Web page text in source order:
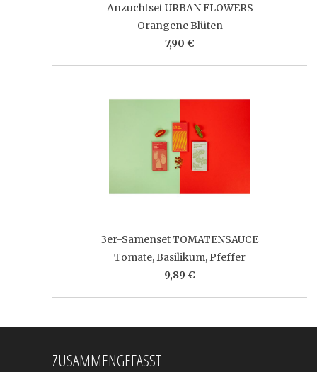
Anzuchtset URBAN FLOWERS
Orangene Blüten
7,90 €
3er-Samenset TOMATENSAUCE
Tomate, Basilikum, Pfeffer
9,89 €
ZUSAMMENGEFASST